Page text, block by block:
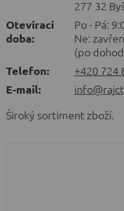
277 32
Otevírací
doba:
Po - Pá:
Ne:
(po
Telefon:
+420 724
E-mail:
Široký sortiment zboží.